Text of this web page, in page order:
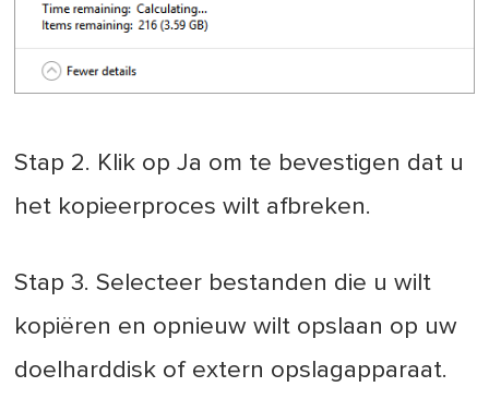
Stap 2. Klik op Ja om te bevestigen dat u
het kopieerproces wilt afbreken.
Stap 3. Selecteer bestanden die u wilt
kopiëren en opnieuw wilt opslaan op uw
doelharddisk of extern opslagapparaat.